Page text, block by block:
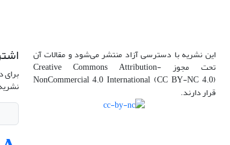
این نشریه با دسترسی آزاد منتشر می‌شود و مقالات آن
تحت مجوز Creative Commons Attribution-
NonCommercial 4.0 International (CC BY-NC 4.0)
قرار دارند.
برای